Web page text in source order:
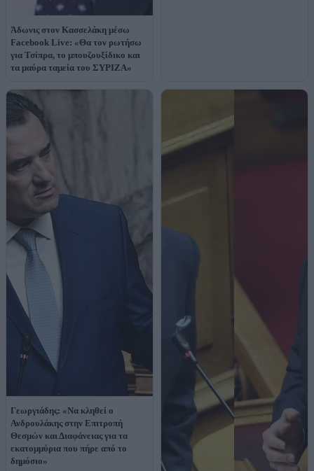
Άδωνις στον Κασσελάκη μέσω
Facebook Live: «Θα τον ρωτήσω
για Τσίπρα, το μπουζουξίδικο και
τα μαύρα ταμεία του ΣΥΡΙΖΑ»
Γεωργιάδης: «Να κληθεί ο
Ανδρουλάκης στην Επιτροπή
Θεσμών και Διαφάνειας για τα
εκατομμύρια που πήρε από το
δημόσιο»